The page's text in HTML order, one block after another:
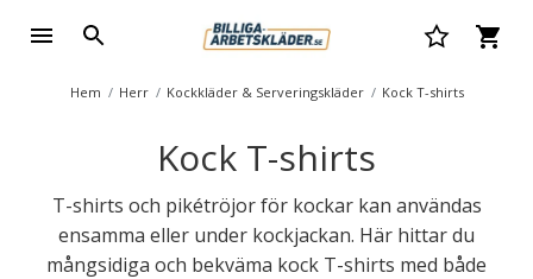
Hem Herr Kockkläder & Serveringskläder Kock T-shirts
Kock T-shirts
T-shirts och pikétröjor för kockar kan användas
ensamma eller under kockjackan. Här hittar du
mångsidiga och bekväma kock T-shirts med både